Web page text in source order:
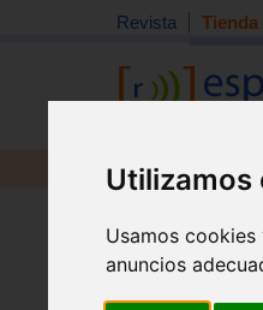
Utilizamos
Usamos
anuncios
Revista Tienda
Revista